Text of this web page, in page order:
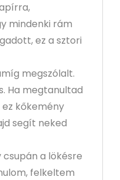
mindenki rám
ez a sztori
megszólalt.
Ha megtanultad
kőkemény
segít neked
a lökésre
felkeltem